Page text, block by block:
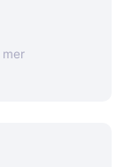
mer